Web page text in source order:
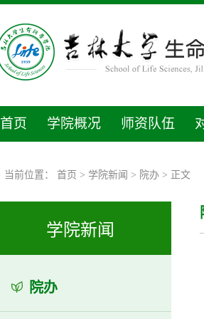
首页 学院概况 师资队伍
当前位置： 首页 > 学院新闻 > 院办> 正文
学院新闻
院办